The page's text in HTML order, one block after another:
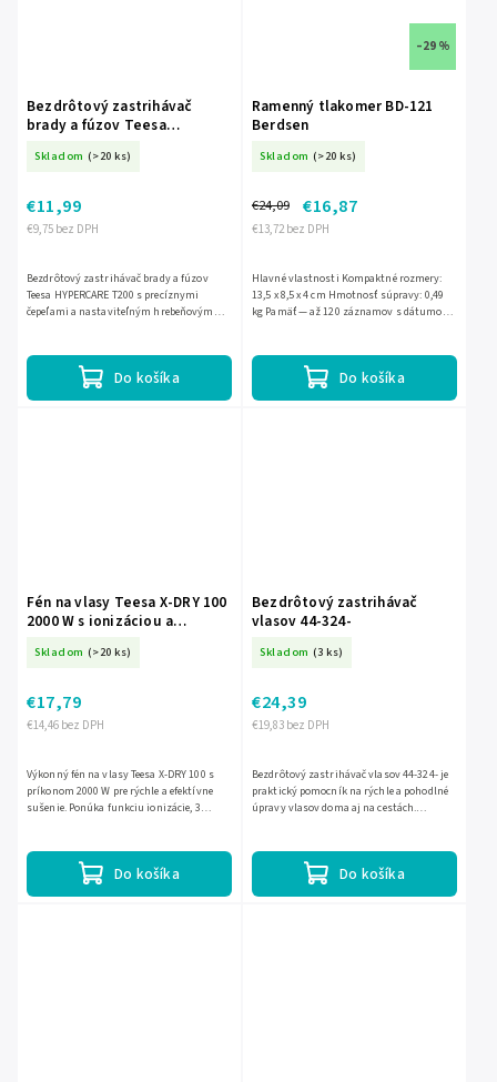
Bezdrôtový zastrihávač
brady a fúzov Teesa
Skladom (>20 ks)
€9,75 bez DPH
€11,99
Do košíka
Bezdrôtový zastrihávač brady a fúzov
Teesa HYPERCARE T200 s precíznymi
čepeľami a nastaviteľným hrebeňovým
–29 %
Ramenný tlakomer BD-121
Berdsen
Skladom (>20 ks)
€13,72 bez DPH
€24,09 €16,87
Do košíka
Hlavné vlastnosti Kompaktné rozmery:
13,5 x 8,5 x 4 cm Hmotnosť súpravy: 0,49
kg Pamäť — až 120 záznamov s dátumom
Fén na vlasy Teesa X-DRY 100
2000 W s ionizáciou a
Skladom (>20 ks)
€14,46 bez DPH
€17,79
Do košíka
Výkonný fén na vlasy Teesa X-DRY 100 s
príkonom 2000 W pre rýchle a efektívne
sušenie. Ponúka funkciu ionizácie, 3
Bezdrôtový zastrihávač
vlasov 44-324-
Skladom (3 ks)
€19,83 bez DPH
€24,39
Do košíka
Bezdrôtový zastrihávač vlasov 44-324- je
praktický pomocník na rýchle a pohodlné
úpravy vlasov doma aj na cestách.